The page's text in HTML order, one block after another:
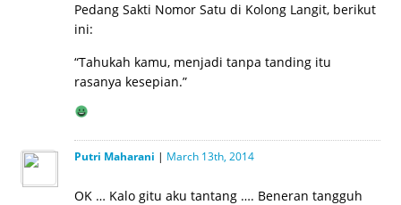
Pedang Sakti Nomor Satu di Kolong Langit, berikut
ini:
“Tahukah kamu, menjadi tanpa tanding itu
rasanya kesepian.”
Putri Maharani | March 13th, 2014
OK … Kalo gitu aku tantang …. Beneran tangguh